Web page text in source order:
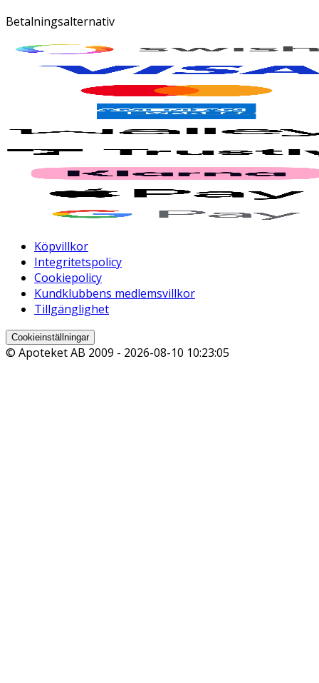
Betalningsalternativ
Köpvillkor
Integritetspolicy
Cookiepolicy
Kundklubbens medlemsvillkor
Tillgänglighet
Cookieinställningar
© Apoteket AB 2009 - 2026-08-10 10:23:05